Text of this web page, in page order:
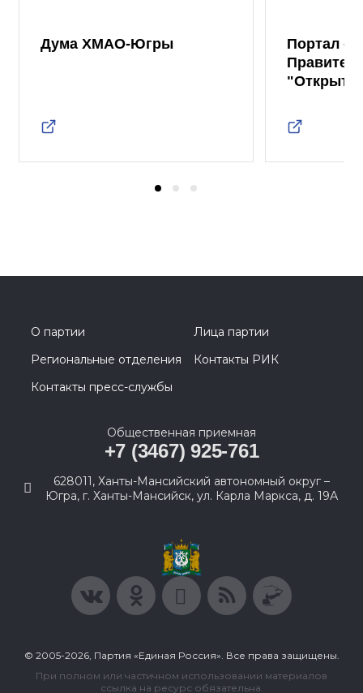
Дума ХМАО-Югры
Портал
О партии
Лица партии
Региональные отделения
Контакты РИК
Контакты пресс-службы
Общественная приемная
+7 (3467) 925-761
628011, Ханты-Мансийский автономный округ –
Югра, г. Ханты-Мансийск, ул. Карла Маркса, д. 19А
© 2005-2026, Партия «Единая Россия». Все права защищены.
При полном или частичном использовании материалов
ссылка на ресурс обязательна.